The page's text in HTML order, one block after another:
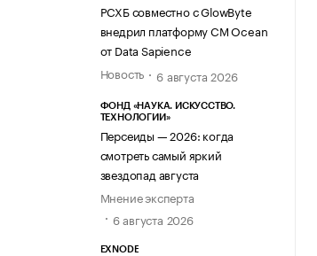
РСХБ совместно с GlowByte
внедрил платформу CM Ocean
от Data Sapience
Новость
6 августа 2026
ФОНД «НАУКА. ИСКУССТВО.
ТЕХНОЛОГИИ»
Персеиды — 2026: когда
смотреть самый яркий
звездопад августа
Мнение эксперта
6 августа 2026
EXNODE